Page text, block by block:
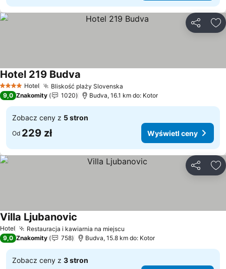
4 KategoriaHotel Bliskość plaży Slovenska
Hotel 219 Budva
9,0 Znakomity 1020 Budva, 16.1 km do: Kotor
Zobacz ceny z 5 stron
Od 229 zł Wyświetl ceny
Hotel Restauracja i kawiarnia na miejscu
Villa Ljubanovic
9,0 Znakomity 758 Budva, 15.8 km do: Kotor
Zobacz ceny z 3 stron